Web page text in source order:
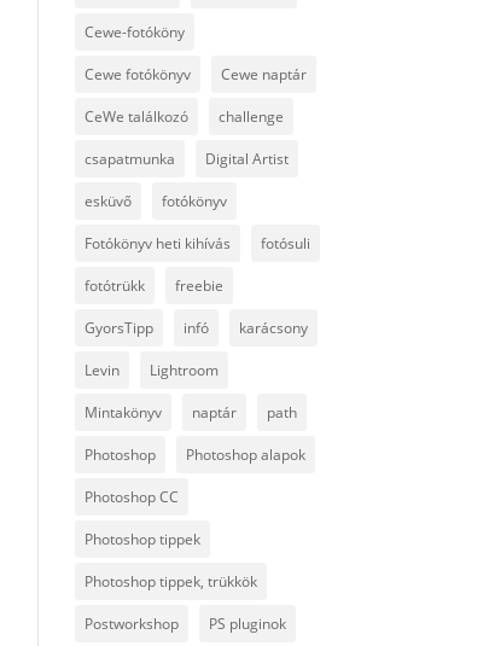
Cewe-fotóköny
Cewe fotókönyv Cewe naptár
CeWe találkozó challenge
csapatmunka Digital Artist
esküvő fotókönyv
Fotókönyv heti kihívás fotósuli
fotótrükk freebie
GyorsTipp infó karácsony
Levin Lightroom
Mintakönyv naptár path
Photoshop Photoshop alapok
Photoshop CC
Photoshop tippek
Photoshop tippek, trükkök
Postworkshop PS pluginok